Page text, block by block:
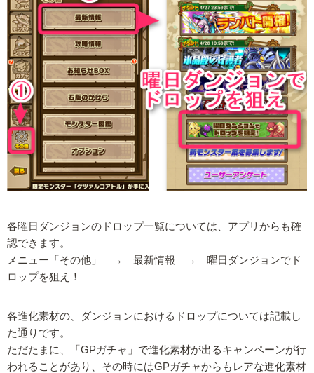
各曜日ダンジョンのドロップ一覧については、アプリからも確
認できます。
メニュー「その他」 → 最新情報 → 曜日ダンジョンでド
ロップを狙え！
各進化素材の、ダンジョンにおけるドロップについては記載し
た通りです。
ただたまに、「GPガチャ」で進化素材が出るキャンペーンが行
われることがあり、その時にはGPガチャからもレアな進化素材